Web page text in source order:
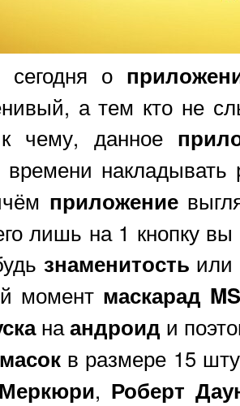
сегодня о
а тем кто не
чему, данное
времени
приложение
лишь на 1 кнопку
знаменитость
момент маскарад
наандроид и
масокв размере 15
, Роберт